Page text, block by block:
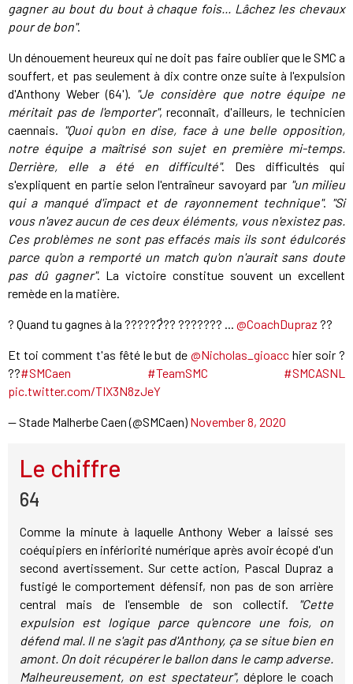
gagner au bout du bout à chaque fois... Lâchez les chevaux
pour de bon".
Un dénouement heureux qui ne doit pas faire oublier que le SMC a
souffert, et pas seulement à dix contre onze suite à l'expulsion
d'Anthony Weber (64'). "Je considère que notre équipe ne
méritait pas de l'emporter", reconnaît, d'ailleurs, le technicien
caennais. "Quoi qu'on en dise, face à une belle opposition,
notre équipe a maîtrisé son sujet en première mi-temps.
Derrière, elle a été en difficulté". Des difficultés qui
s'expliquent en partie selon l'entraîneur savoyard par "un milieu
qui a manqué d'impact et de rayonnement technique". "Si
vous n'avez aucun de ces deux éléments, vous n'existez pas.
Ces problèmes ne sont pas effacés mais ils sont édulcorés
parce qu'on a remporté un match qu'on n'aurait sans doute
pas dû gagner". La victoire constitue souvent un excellent
remède en la matière.
? Quand tu gagnes à la ??????̀?? ??????? ... @CoachDupraz ??
Et toi comment t'as fêté le but de@Nicholas_gioacc hier soir ?
??#SMCaen #TeamSMC
#SMCASNL
pic.twitter.com/TIX3N8zJeY
— Stade Malherbe Caen (@SMCaen) November 8, 2020
Le chiffre
64
Comme la minute à laquelle Anthony Weber a laissé ses
coéquipiers en infériorité numérique après avoir écopé d'un
second avertissement. Sur cette action, Pascal Dupraz a
fustigé le comportement défensif, non pas de son arrière
central mais de l'ensemble de son collectif.
"Cette
expulsion est logique parce qu'encore une fois, on
défend mal. Il ne s'agit pas d'Anthony, ça se situe bien en
amont. On doit récupérer le ballon dans le camp adverse.
Malheureusement, on est spectateur", déplore le coach